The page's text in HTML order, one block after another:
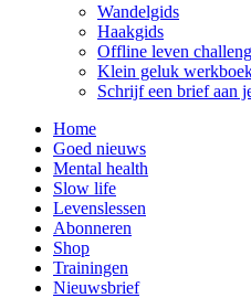
Wandelgids
Haakgids
Offline leven
Klein geluk
Schrijf een brief aan
Home
Goed nieuws
Mental health
Slow life
Levenslessen
Abonneren
Shop
Trainingen
Nieuwsbrief